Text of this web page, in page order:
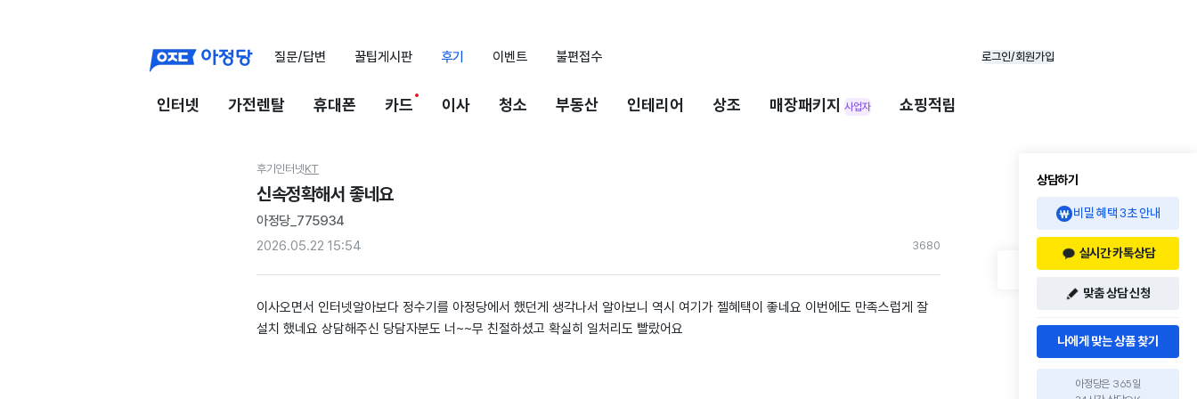
질문/답변 꿀팁게시판 후기 이벤트 불편접수 로그인/회원가입
인터넷 가전렌탈 휴대폰 카드 이사 청소 부동산 인테리어 상조 매장패키지 사업자 쇼핑적립
후기 인터넷KT
신속정확해서 좋네요
아정당_775934
2026.05.22 15:54
3680
이사오면서 인터넷알아보다 정수기를 아정당에서 했던게 생각나서 알아보니 역시 여기가 젤혜택이 좋네요 이번에도 만족스럽게 잘
설치 했네요 상담해주신 당담자분도 너~~무 친절하셨고 확실히 일처리도 빨랐어요
상담하기
비밀 혜택 3초 안내
실시간 카톡상담
맞춤 상담 신청
나에게 맞는 상품 찾기
아정당은 365일